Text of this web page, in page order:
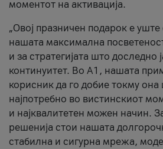
моментот на активација.
„Овој празничен подарок е уште
нашата максимална
и за стратегијата што доследно
континуитет. Во А1, нашата
корисник да го добие токму
најпотребно во вистинскиот
и најквалитетен можен начин.
решенија стои нашата
стабилна и сигурна мрежа,